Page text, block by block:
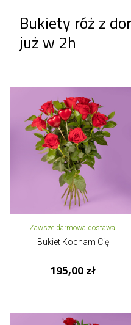
Bukiety róż z
już w 2h
Zawsze darmowa dostawa!
Bukiet Kocham Cię
195,00 zł